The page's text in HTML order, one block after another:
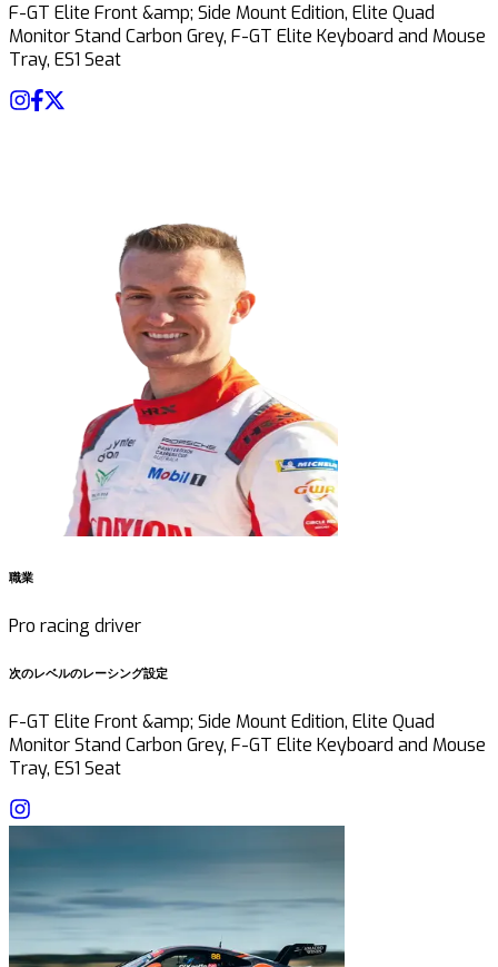
F-GT Elite Front &amp; Side Mount Edition, Elite Quad
Monitor Stand Carbon Grey, F-GT Elite Keyboard and Mouse
Tray, ES1 Seat
職業
Pro racing driver
次のレベルのレーシング設定
F-GT Elite Front &amp; Side Mount Edition, Elite Quad
Monitor Stand Carbon Grey, F-GT Elite Keyboard and Mouse
Tray, ES1 Seat